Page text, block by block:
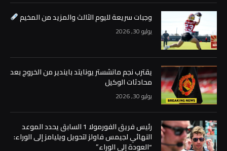
وجبات سريعة لليوم الثالث والمزيد من المخيم
يوليو 30, 2026
يقترب نجم مانشستر يونايتد بايندير من الخروج بعد
محادثات الوكيل
يوليو 30, 2026
رئيس فريق الفورمولا 1 السابق يحدد الموعد
النهائي لجيمس فاولز لتحويل ويليامز إلى الوراء:
“العودة إلى الوراء”